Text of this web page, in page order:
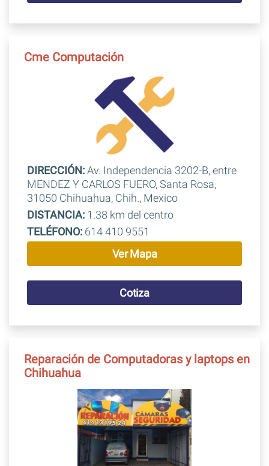
Cme Computación
DIRECCIÓN:Av. Independencia 3202-B, entre
MENDEZ Y CARLOS FUERO, Santa Rosa,
31050 Chihuahua, Chih., Mexico
DISTANCIA:1.38 km del centro
TELÉFONO:614 410 9551
Ver Mapa
Cotiza
Reparación de Computadoras y laptops en
Chihuahua